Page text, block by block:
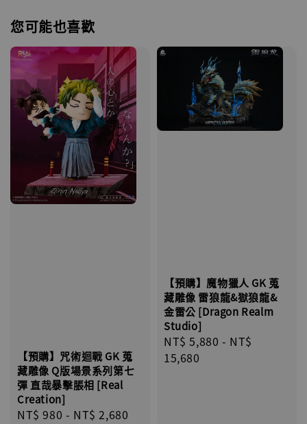
您可能也喜歡
【預購】咒術迴戰 GK 蒐
藏雕像 Q版場景系列第七
彈 直哉暴擊脹相 [Real
Creation]
Regular
NT$ 980 - NT$ 2,680
【預購】魔物獵人 GK 蒐
藏雕像 雷狼龍&獄狼龍&
金雷公 [Dragon Realm
Studio]
Regular
price
NT$ 5,880 - NT$
15,680